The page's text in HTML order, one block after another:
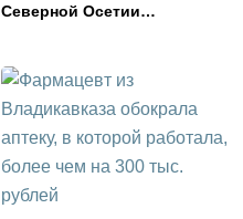
Северной Осетии
смыслов»